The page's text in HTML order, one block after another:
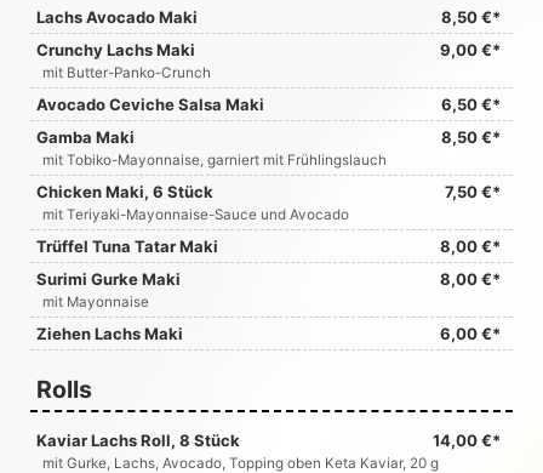
Lachs Avocado Maki
8,50 €*
Crunchy Lachs Maki
9,00 €*
mit Butter-Panko-Crunch
Avocado Ceviche Salsa Maki
6,50 €*
Gamba Maki
8,50 €*
mit Tobiko-Mayonnaise, garniert mit Frühlingslauch
Chicken Maki, 6 Stück 7,50 €*
mit Teriyaki-Mayonnaise-Sauce und Avocado
Trüffel Tuna Tatar Maki
8,00 €*
Surimi Gurke Maki
8,00 €*
mit Mayonnaise
Ziehen Lachs Maki 6,00 €*
Rolls
Kaviar Lachs Roll, 8 Stück 14,00 €*
mit Gurke, Lachs, Avocado, Topping oben Keta Kaviar, 20 g